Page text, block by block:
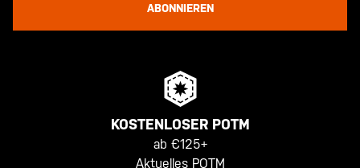
ABONNIEREN
KOSTENLOSER POTM
ab €125+
Aktuelles POTM